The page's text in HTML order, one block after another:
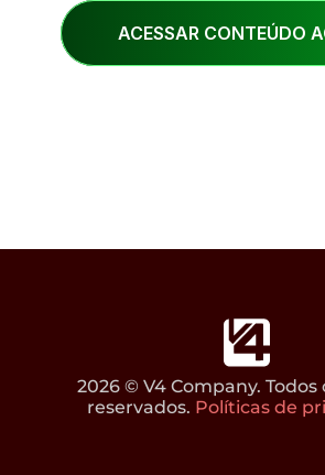
ACESSAR CONTEÚDO
2026 © V4 Company. Todos
reservados. Políticas de